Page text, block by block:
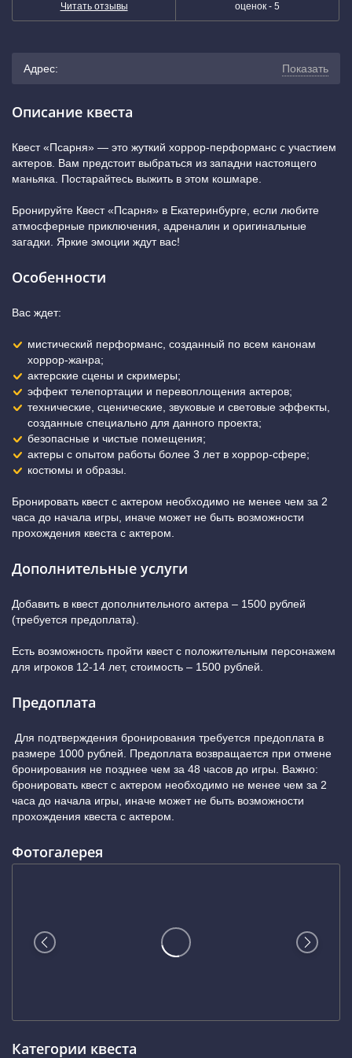
Читать отзывы оценок - 5
Адрес: Показать
и второй с переулка Шаронова) (показать на карте)
Описание квеста
Квест «Псарня» — это жуткий хоррор-перформанс с участием
актеров. Вам предстоит выбраться из западни настоящего
маньяка. Постарайтесь выжить в этом кошмаре.
Бронируйте Квест «Псарня» в Екатеринбурге, если любите
атмосферные приключения, адреналин и оригинальные
загадки. Яркие эмоции ждут вас!
Особенности
Вас ждет:
мистический перформанс, созданный по всем канонам
хоррор-жанра;
актерские сцены и скримеры;
эффект телепортации и перевоплощения актеров;
технические, сценические, звуковые и световые эффекты,
созданные специально для данного проекта;
безопасные и чистые помещения;
актеры с опытом работы более 3 лет в хоррор-сфере;
костюмы и образы.
Бронировать квест с актером необходимо не менее чем за 2
часа до начала игры, иначе может не быть возможности
прохождения квеста с актером.
Дополнительные услуги
Добавить в квест дополнительного актера – 1500 рублей
(требуется предоплата).
Есть возможность пройти квест с положительным персонажем
для игроков 12-14 лет, стоимость – 1500 рублей.
Предоплата
Для подтверждения бронирования требуется предоплата в
размере 1000 рублей. Предоплата возвращается при отмене
бронирования не позднее чем за 48 часов до игры. Важно:
бронировать квест с актером необходимо не менее чем за 2
часа до начала игры, иначе может не быть возможности
прохождения квеста с актером.
Фотогалерея
Категории квеста